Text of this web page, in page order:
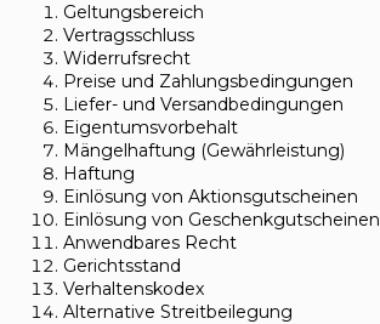
Geltungsbereich
Vertragsschluss
Widerrufsrecht
Preise und Zahlungsbedingungen
Liefer- und Versandbedingungen
Eigentumsvorbehalt
Mängelhaftung (Gewährleistung)
Haftung
Einlösung von Aktionsgutscheinen
Einlösung von Geschenkgutscheinen
Anwendbares Recht
Gerichtsstand
Verhaltenskodex
Alternative Streitbeilegung